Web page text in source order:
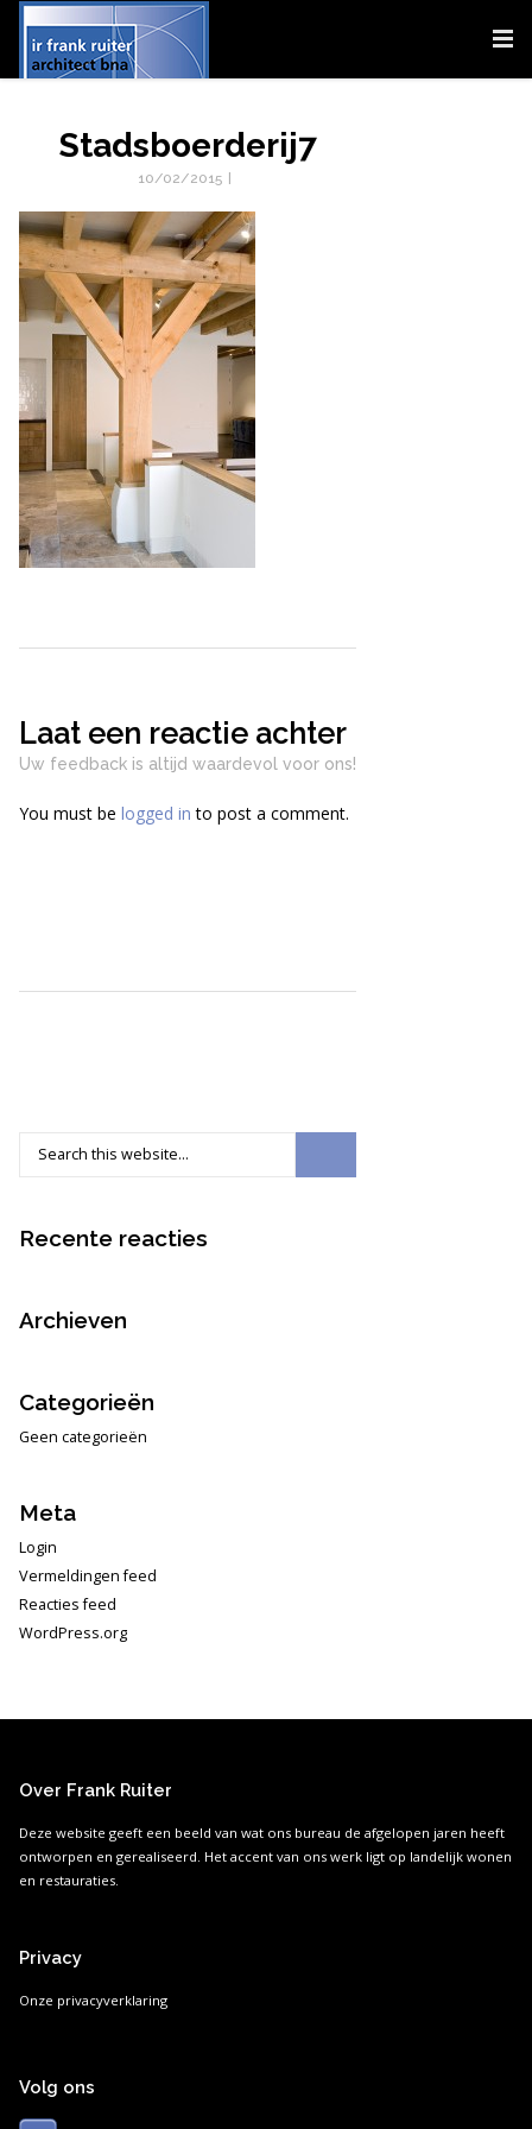
Stadsboerderij7
10/02/2015
Laat een reactie achter
Uw feedback is altijd waardevol voor ons!
You must be logged in to post a comment.
Recente reacties
Archieven
Categorieën
Geen categorieën
Meta
Login
Vermeldingen feed
Reacties feed
WordPress.org
Over Frank Ruiter
Deze website geeft een beeld van wat ons bureau de afgelopen jaren heeft
ontworpen en gerealiseerd. Het accent van ons werk ligt op landelijk wonen
en restauraties.
Privacy
Onze privacyverklaring
Volg ons